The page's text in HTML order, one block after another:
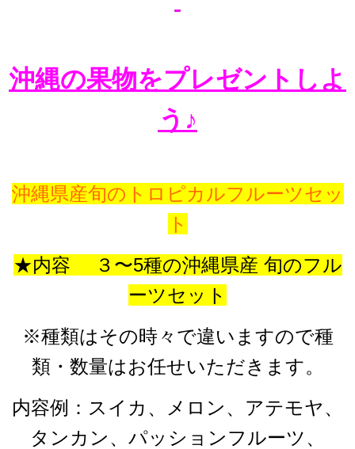
沖縄の果物をプレゼントしよ
う♪
沖縄県産旬のトロピカルフルーツセッ
ト
★内容 ３〜5種の沖縄県産 旬のフル
ーツセット
※種類はその時々で違いますので種
類・数量はお任せいただきます。
内容例：スイカ、メロン、アテモヤ、
タンカン、パッションフルーツ、